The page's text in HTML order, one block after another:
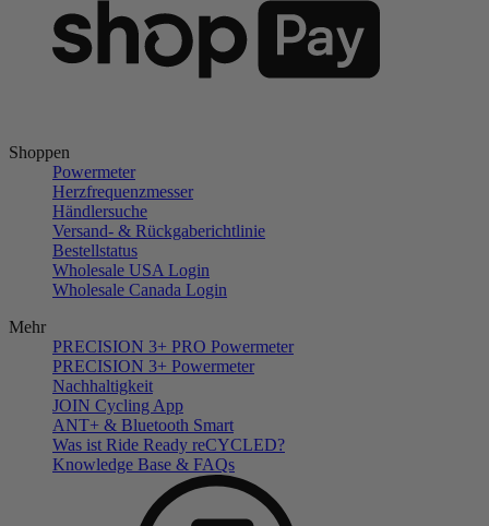
Shoppen
Powermeter
Herzfrequenzmesser
Händlersuche
Versand- & Rückgaberichtlinie
Bestellstatus
Wholesale USA Login
Wholesale Canada Login
Mehr
PRECISION 3+ PRO Powermeter
PRECISION 3+ Powermeter
Nachhaltigkeit
JOIN Cycling App
ANT+ & Bluetooth Smart
Was ist Ride Ready reCYCLED?
Knowledge Base & FAQs